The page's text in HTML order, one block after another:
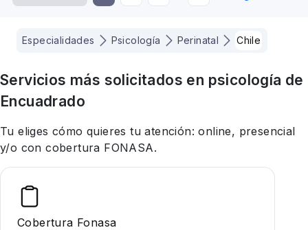
Especialidades Psicología Perinatal Chile
Servicios más solicitados en psicología de
Encuadrado
Tu eliges cómo quieres tu atención: online, presencial
y/o con cobertura FONASA.
Cobertura Fonasa